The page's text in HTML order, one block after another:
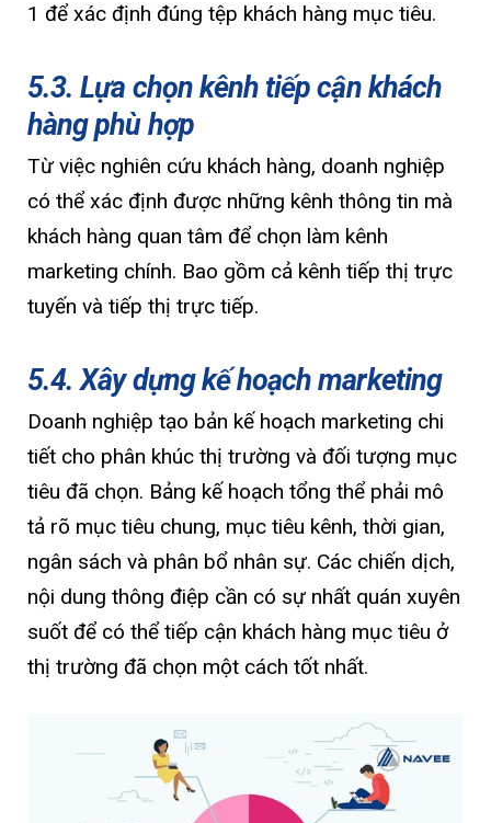
1 để xác định đúng tệp khách hàng mục tiêu.
5.3. Lựa chọn kênh tiếp cận khách
hàng phù hợp
Từ việc nghiên cứu khách hàng, doanh nghiệp
có thể xác định được những kênh thông tin mà
khách hàng quan tâm để chọn làm kênh
marketing chính. Bao gồm cả kênh tiếp thị trực
tuyến và tiếp thị trực tiếp.
5.4. Xây dựng kế hoạch marketing
Doanh nghiệp tạo bản kế hoạch marketing chi
tiết cho phân khúc thị trường và đối tượng mục
tiêu đã chọn. Bảng kế hoạch tổng thể phải mô
tả rõ mục tiêu chung, mục tiêu kênh, thời gian,
ngân sách và phân bổ nhân sự. Các chiến dịch,
nội dung thông điệp cần có sự nhất quán xuyên
suốt để có thể tiếp cận khách hàng mục tiêu ở
thị trường đã chọn một cách tốt nhất.